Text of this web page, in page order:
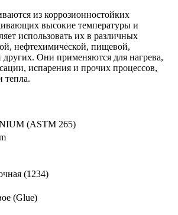
из коррозионностойких
высокие температуры и
использовать их в различных
нефтехимической, пищевой,
других. Они применяются для нагрева,
испарения и прочих процессов,
тепла.
(ASTM 265)
(1234)
(Glue)